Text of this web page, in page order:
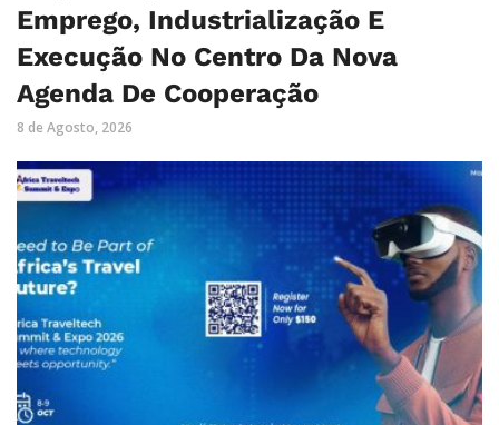
Emprego, Industrialização E
Execução No Centro Da Nova
Agenda De Cooperação
8 de Agosto, 2026